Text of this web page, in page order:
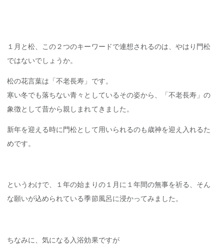
１月と松、この２つのキーワードで連想されるのは、やはり門松
ではないでしょうか。
松の花言葉は「不老長寿」です。
寒い冬でも落ちない青々としているその姿から、「不老長寿」の
象徴として昔から親しまれてきました。
新年を迎える時に門松として用いられるのも歳神を迎え入れるた
めです。
というわけで、１年の始まりの１月に１年間の無事を祈る、そん
な願いが込められている季節風呂に浸かってみました。
ちなみに、気になる入浴効果ですが